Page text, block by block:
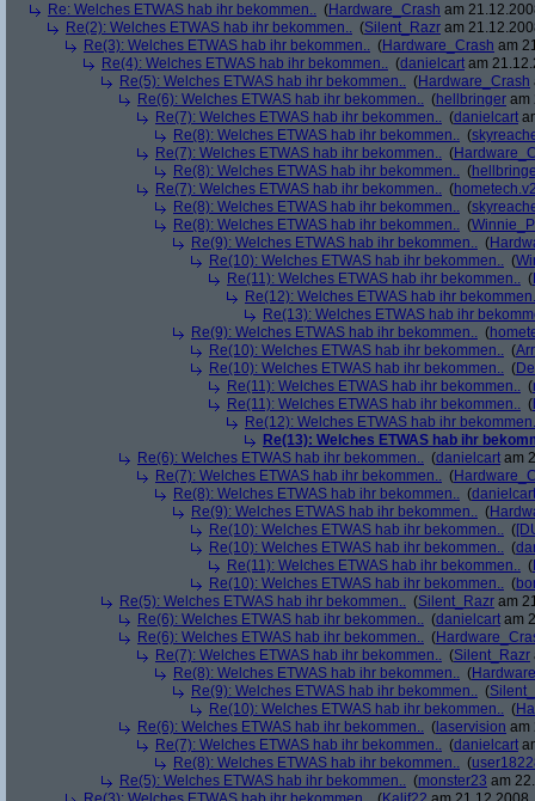
Re: Welches ETWAS hab ihr bekommen.. (Hardware_Crash am
Re(2): Welches ETWAS hab ihr bekommen.. (Silent_Razr am
Re(3): Welches ETWAS hab ihr bekommen.. (Hardware_Crash am
Re(4): Welches ETWAS hab ihr bekommen.. (danielcart am
Re(5): Welches ETWAS hab ihr bekommen.. (Hardware_Crash
Re(6): Welches ETWAS hab ihr bekommen.. (hellbringer am
Re(7): Welches ETWAS hab ihr bekommen.. (danielcart
Re(8): Welches ETWAS hab ihr bekommen.. (
Re(7): Welches ETWAS hab ihr bekommen.. (
Re(8): Welches ETWAS hab ihr bekommen.. (
Re(7): Welches ETWAS hab ihr bekommen.. (
Re(8): Welches ETWAS hab ihr bekommen.. (
Re(8): Welches ETWAS hab ihr bekommen.. (
Re(9): Welches ETWAS hab ihr bekommen.. (
Re(10): Welches ETWAS hab ihr bekommen.. (
Re(11): Welches ETWAS hab ihr bekommen.. (
Re(12): Welches ETWAS hab ihr
Re(13): Welches ETWAS hab ihr
Re(9): Welches ETWAS hab ihr bekommen.. (
Re(10): Welches ETWAS hab ihr bekommen.. (
Re(10): Welches ETWAS hab ihr bekommen.. (
Re(11): Welches ETWAS hab ihr bekommen.. (
Re(11): Welches ETWAS hab ihr bekommen.. (
Re(12): Welches ETWAS hab ihr
Re(13): Welches ETWAS hab ihr
Re(6): Welches ETWAS hab ihr bekommen.. (danielcart am
Re(7): Welches ETWAS hab ihr bekommen.. (
Re(8): Welches ETWAS hab ihr bekommen.. (danielcart
Re(9): Welches ETWAS hab ihr bekommen.. (
Re(10): Welches ETWAS hab ihr bekommen.. (
Re(10): Welches ETWAS hab ihr bekommen.. (
Re(11): Welches ETWAS hab ihr bekommen.. (
Re(10): Welches ETWAS hab ihr bekommen.. (
Re(5): Welches ETWAS hab ihr bekommen.. (Silent_Razr am
Re(6): Welches ETWAS hab ihr bekommen.. (danielcart am
Re(6): Welches ETWAS hab ihr bekommen.. (
Re(7): Welches ETWAS hab ihr bekommen.. (Silent_Razr
Re(8): Welches ETWAS hab ihr bekommen.. (
Re(9): Welches ETWAS hab ihr bekommen.. (
Re(10): Welches ETWAS hab ihr bekommen.. (
Re(6): Welches ETWAS hab ihr bekommen.. ( laservision am
Re(7): Welches ETWAS hab ihr bekommen.. (danielcart
Re(8): Welches ETWAS hab ihr bekommen.. (
Re(5): Welches ETWAS hab ihr bekommen.. (monster23 am